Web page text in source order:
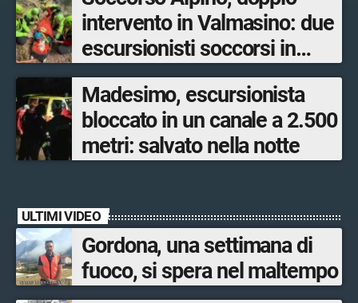
intervento in Valmasino: due
escursionisti soccorsi in
poche ore
Madesimo, escursionista
bloccato in un canale a 2.500
metri: salvato nella notte
ULTIMI VIDEO
Gordona, una settimana di
fuoco, si spera nel maltempo